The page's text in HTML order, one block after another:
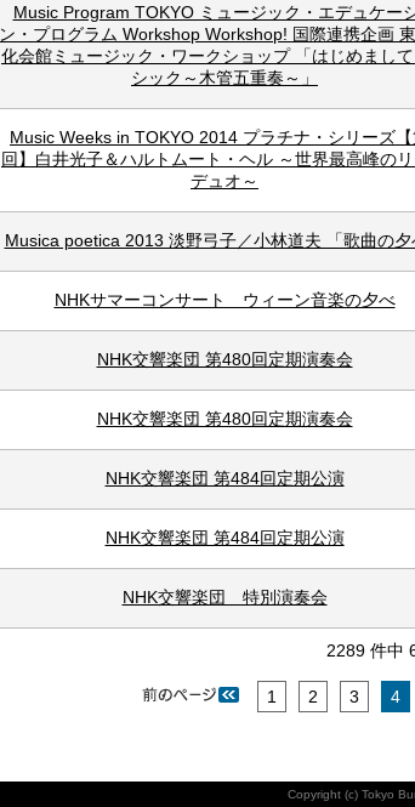
Music Program TOKYO ミュージック・エデュケー
ン・プログラム Workshop Workshop! 国際連携企画
化会館ミュージック・ワークショップ 「はじめまし
シック～木管五重奏～」
Music Weeks in TOKYO 2014 プラチナ・シリーズ
回】白井光子＆ハルトムート・ヘル ～世界最高峰のリ
デュオ～
Musica poetica 2013 淡野弓子／小林道夫 「歌曲の夕
NHKサマーコンサート ウィーン音楽の夕べ
NHK交響楽団 第480回定期演奏会
NHK交響楽団 第480回定期演奏会
NHK交響楽団 第484回定期公演
NHK交響楽団 第484回定期公演
NHK交響楽団 特別演奏会
2289 件中
1 2 3 4
Copyright (c) Tokyo